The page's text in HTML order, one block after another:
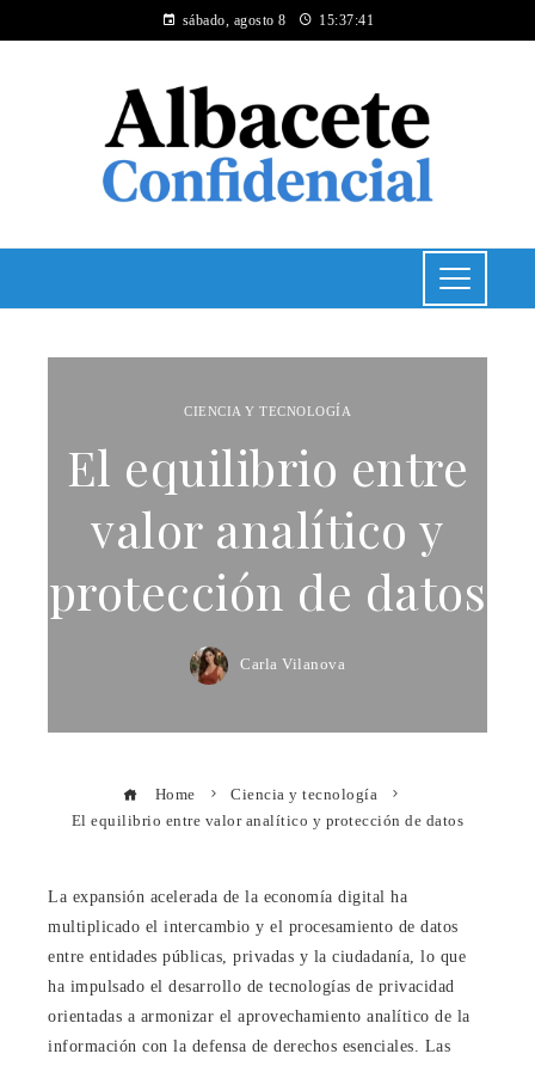
sábado, agosto 8 15:37:41
CIENCIA Y TECNOLOGÍA
El equilibrio entre
valor analítico y
protección de datos
Carla Vilanova
Home
Ciencia y tecnología
El equilibrio entre valor analítico y protección de datos
La expansión acelerada de la economía digital ha
multiplicado el intercambio y el procesamiento de datos
entre entidades públicas, privadas y la ciudadanía, lo que
ha impulsado el desarrollo de tecnologías de privacidad
orientadas a armonizar el aprovechamiento analítico de la
información con la defensa de derechos esenciales. Las